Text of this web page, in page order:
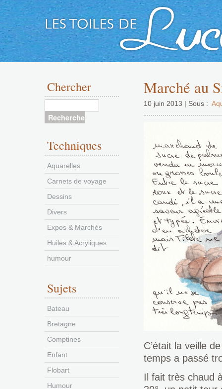
Aller
contenu
Marché au
10 juin 2013 | Sous :
C’était la veille
temps a passé
Il fait très chaud
Chercher
Techniques
Aquarelles
Carnets de voyage
Dessins
Divers
Expos & Marchés
Huiles & Acryliques
humour
Sujets
Bateau
Bretagne
Comptines
Enfant
Flobart
Humour